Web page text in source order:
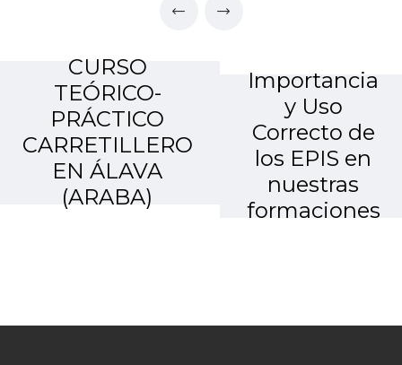
CURSO
TEÓRICO-
PRÁCTICO
CARRETILLERO
EN ÁLAVA
(ARABA)
Importancia
y Uso
Correcto de
los EPIS en
nuestras
formaciones